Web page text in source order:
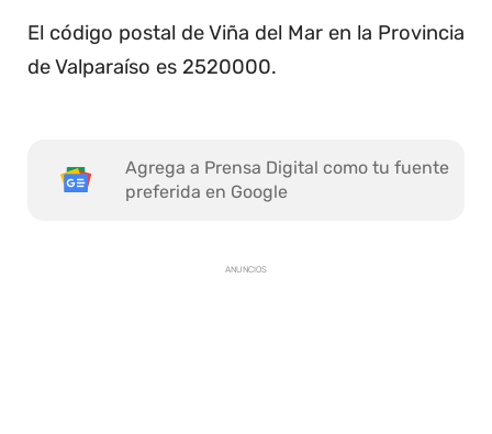
El código postal de Viña del Mar en la Provincia
de Valparaíso es 2520000.
Agrega a Prensa Digital como tu fuente
preferida en Google
ANUNCIOS